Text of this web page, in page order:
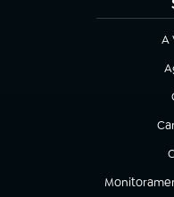
A
(abre em